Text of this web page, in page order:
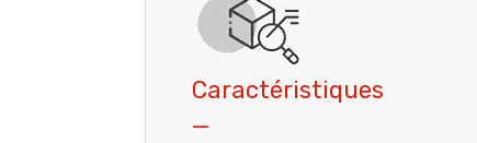
Caractéristiques
_